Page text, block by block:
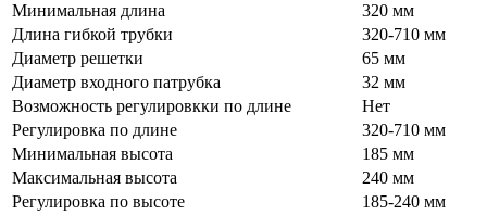
Минимальная длина
320 мм
Длина гибкой трубки
320-710 мм
Диаметр решетки
65 мм
Диаметр входного патрубка
32 мм
Возможность регулировкки по длине
Нет
Регулировка по длине
320-710 мм
Минимальная высота
185 мм
Максимальная высота
240 мм
Регулировка по высоте
185-240 мм